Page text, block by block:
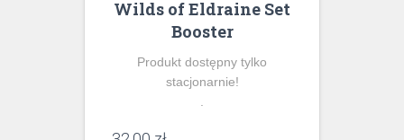
Wilds of Eldraine Set
Booster
Produkt dostępny tylko
stacjonarnie!
.